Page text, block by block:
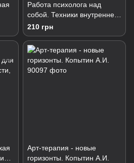
Работа психолога над
собой. Техники внутренней
супервизии. Старшенбаум
Г.
210 грн
Арт-терапия - новые
горизонты. Копытин А.И.